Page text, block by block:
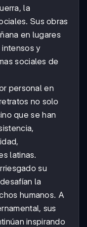
la
Sus obras
en lugares
y
sociales de
personal en
no solo
que se han
latinas.
su
la
humanos. A
sus
inspirando